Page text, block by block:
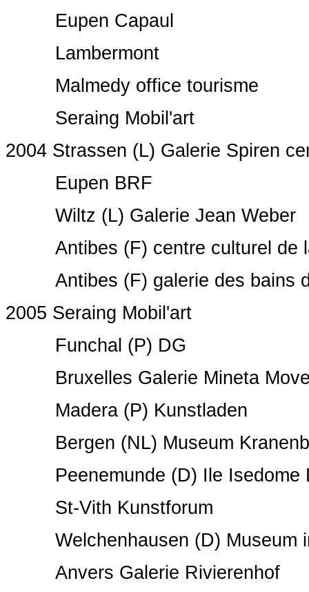
Eupen Capaul
Lambermont
Malmedy office tourisme
Seraing Mobil'art
2004 Strassen (L) Galerie Spiren
Eupen BRF
Wiltz (L) Galerie Jean Weber
Antibes (F) centre culturel de
Antibes (F) galerie des bains
2005 Seraing Mobil'art
Funchal (P) DG
Bruxelles Galerie Mineta
Madera (P) Kunstladen
Bergen (NL) Museum
Peenemunde (D) Ile Isedome
St-Vith Kunstforum
Welchenhausen (D) Museum
Anvers Galerie Rivierenhof